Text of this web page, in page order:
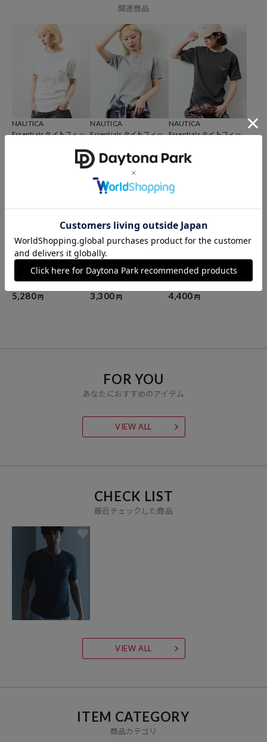
関連商品
NAUTICA
Essentials タイトフィッ
NAUTICA
Essentials タイトフィッ
ャツ
4,994円
NAUTICA
Essentials タイトフィッ
メントTシャツ
4,994
NAUTICA
Essentials タイトフィッ
ト S/S ヘンリーネック ピ
グメントTシャツ
5,280円
NAUTICA
Essentials タイトフィッ
ト リブタンクトップ
3,300 円
NAUTICA
Essentials タイトフィッ
ト S/S クルーネック ワッ
フルTシャツ
4,400 円
FOR YOU
あなたにおすすめのアイテム
VIEW ALL
CHECK LIST
最近チェックした商品
VIEW ALL
ITEM CATEGORY
商品カテゴリ